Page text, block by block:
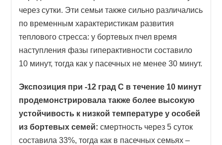
через сутки. Эти семьи также сильно различались
по временным характеристикам развития
теплового стресса: у бортевых пчел время
наступления фазы гиперактивности составило
10 минут, тогда как у пасечных не менее 30 минут.
Экспозиция при -12 град С в течение 10 минут
продемонстрировала также более высокую
устойчивость к низкой температуре у особей
из бортевых семей: смертность через 5 суток
составила 33%, тогда как в пасечных семьях –